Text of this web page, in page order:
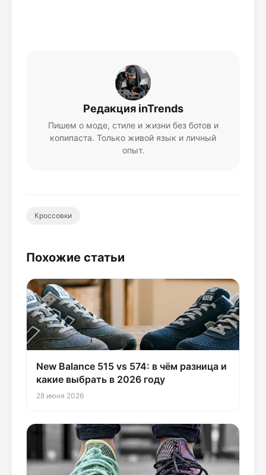
Редакция inTrends
Пишем о моде, стиле и жизни без ботов и
копипаста. Только живой язык и личный
опыт.
Кроссовки
Похожие статьи
New Balance 515 vs 574: в чём разница и
какие выбрать в 2026 году
28 июня 2026